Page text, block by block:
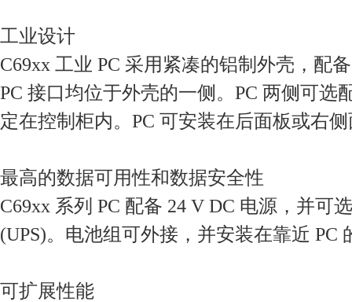
工业设计
C69xx 工业 PC 采用紧凑的铝制外壳，配
PC 接口均位于外壳的一侧。PC 两侧可选
定在控制柜内。PC 可安装在后面板或右
最高的数据可用性和数据安全性
C69xx 系列 PC 配备 24 V DC 电源，并可
(UPS)。电池组可外接，并安装在靠近 PC
可扩展性能